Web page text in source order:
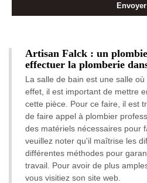
Artisan Falck : un
effectuer la plomberie
La salle de bain est une salle
effet, il est important de mettre
cette pièce. Pour ce faire, il est
de faire appel à plombier
des matériels nécessaires pour
veuillez noter qu'il maîtrise les
différentes méthodes pour
travail. Pour avoir de plus
vous visitiez son site web.